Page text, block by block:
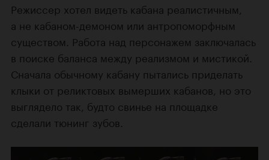
Режиссер хотел видеть кабана реалистичным,
а не кабаном-демоном или антропоморфным
существом. Работа над персонажем заключалась
в поиске баланса между реализмом и мистикой.
Сначала обычному кабану пытались приделать
клыки от реликтовых вымерших кабанов, но это
выглядело так, будто свинье на площадке
сделали тюнинг зубов.